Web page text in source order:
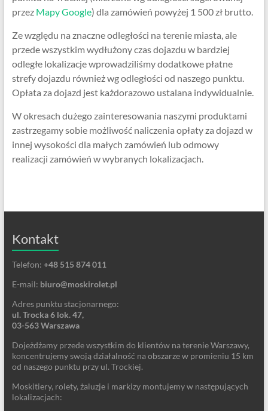
przez Mapy Google) dla zamówień powyżej 1 500 zł brutto.
Ze względu na znaczne odległości na terenie miasta, ale
przede wszystkim wydłużony czas dojazdu w bardziej
odległe lokalizacje wprowadziliśmy dodatkowe płatne
strefy dojazdu również wg odległości od naszego punktu.
Opłata za dojazd jest każdorazowo ustalana indywidualnie.
W okresach dużego zainteresowania naszymi produktami
zastrzegamy sobie możliwość naliczenia opłaty za dojazd w
innej wysokości dla małych zamówień lub odmowy
realizacji zamówień w wybranych lokalizacjach.
Kontakt
Telefon: +48 515 874 011
E-mail: biuro@moskirolet.pl
Adres punktu stacjonarnego:
ul. Trocka 6 lok. 47,
03-563 Warszawa
Dojeżdżamy przede wszystkim do klientów na terenie Warszawy,
koncentrujemy swoją działalność na obszarze w promieniu 15 km
od naszego punktu przy ul. Trockiej.
Moskitiery, rolety, żaluzje i markizy montujemy w następujących
lokalizacjach: